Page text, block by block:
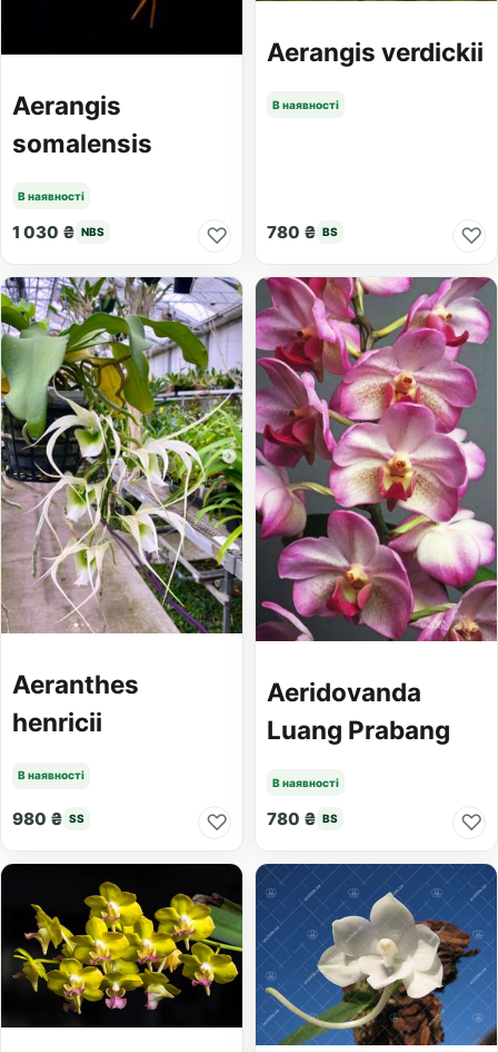
Aerangis
somalensis
В наявності
1 030 ₴ NBS ♡
Aerangis verdickii
В наявності
780 ₴ BS ♡
Aeranthes
henricii
В наявності
980 ₴ SS ♡
Aeridovanda
Luang Prabang
В наявності
780 ₴ BS ♡